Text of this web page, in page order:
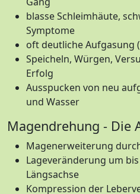
blasse Schleimhäute,
Symptome
oft deutliche Aufgasung
Speicheln, Würgen,
Erfolg
Ausspucken von neu
und Wasser
Magendrehung - Die
Magenerweiterung
Lageveränderung um
Längsachse
Kompression der